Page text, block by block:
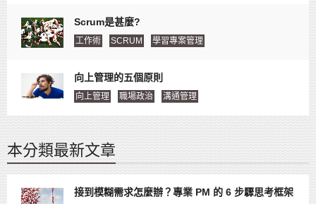
Scrum是甚麼?
工作術 SCRUM 學習專案管理
向上管理的五個原則
向上管理 職場政治 溝通管理
本分類最新文章
接到模糊需求怎麼辦？專業 PM 的 6 步驟思考框架